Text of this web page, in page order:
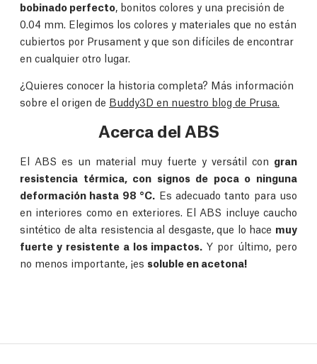
bobinado perfecto, bonitos colores y una precisión de
0.04 mm. Elegimos los colores y materiales que no están
cubiertos por Prusament y que son difíciles de encontrar
en cualquier otro lugar.
¿Quieres conocer la historia completa? Más información
sobre el origen de Buddy3D en nuestro blog de Prusa.
Acerca del ABS
El ABS es un material muy fuerte y versátil con gran
resistencia térmica, con signos de poca o ninguna
deformación hasta 98 °C. Es adecuado tanto para uso
en interiores como en exteriores. El ABS incluye caucho
sintético de alta resistencia al desgaste, que lo hace muy
fuerte y resistente a los impactos. Y por último, pero
no menos importante, ¡es soluble en acetona!